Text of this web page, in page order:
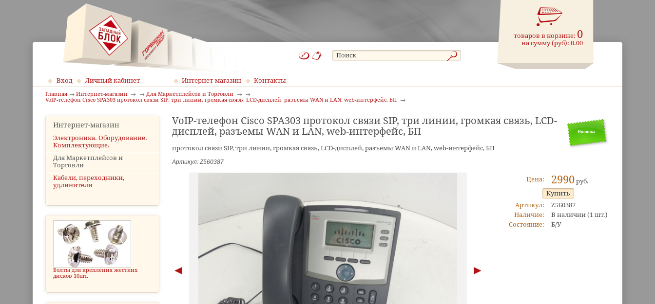
товаров в корзине: 0
на сумму (руб):0.00
Вход Личный кабинет Интернет-магазин Контакты
Главная Интернет-магазин
Для Маркетплейсов и Торговли
VoIP-телефон Cisco SPA303 протокол связи SIP, три линии, громкая связь, LCD-дисплей, разъемы WAN и LAN, web-интерфейс, БП
Интернет-магазин
Электроника. Оборудование.
Комплектующие.
Для Маркетплейсов и
Торговли
Кабели, переходники,
удлинители
Болты для крепления жестких
дисков 10шт.
Новинка
VoIP-телефон Cisco SPA303 протокол связи SIP, три линии, громкая связь, LCD-
дисплей, разъемы WAN и LAN, web-интерфейс, БП
протокол связи SIP, три линии, громкая связь, LCD-дисплей, разъемы WAN и LAN, web-интерфейс, БП
Артикул: Z560387
Цена: 2990руб.
Артикул:
Z560387
Наличие:
В наличии (1 шт.)
Состояние:
Б/У